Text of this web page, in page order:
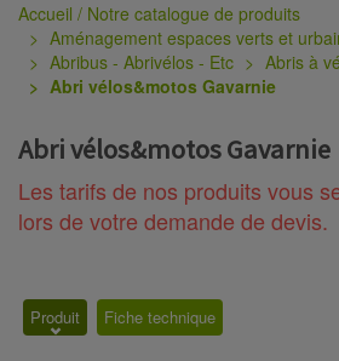
Accueil / Notre catalogue de produits
Aménagement espaces verts et
Abribus - Abrivélos - Etc
Abris à
Abri vélos&motos Gavarnie
Abri vélos&motos Gavarnie
Les tarifs de nos produits vous
lors de votre demande de devis.
Produit Fiche technique